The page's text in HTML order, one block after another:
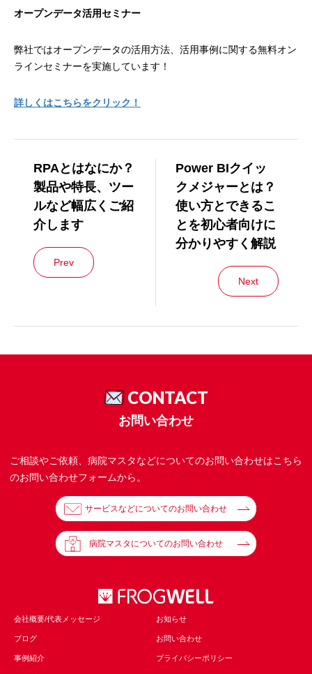
オープンデータ活用セミナー
弊社ではオープンデータの活用方法、活用事例に関する無料オン
ラインセミナーを実施しています！
詳しくはこちらをクリック！
RPAとはなにか？
製品や特長、ツー
ルなど幅広くご紹
介します
Prev
Power BIクイッ
クメジャーとは？
使い方とできるこ
とを初心者向けに
分かりやすく解説
Next
CONTACT
お問い合わせ
ご相談やご依頼、病院マスタなどについてのお問い合わせはこちら
のお問い合わせフォームから。
サービスなどについてのお問い合わせ
病院マスタについてのお問い合わせ
会社概要/代表メッセージ お知らせ
ブログ お問い合わせ
事例紹介 プライバシーポリシー